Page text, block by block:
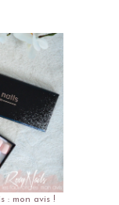
: mon avis !